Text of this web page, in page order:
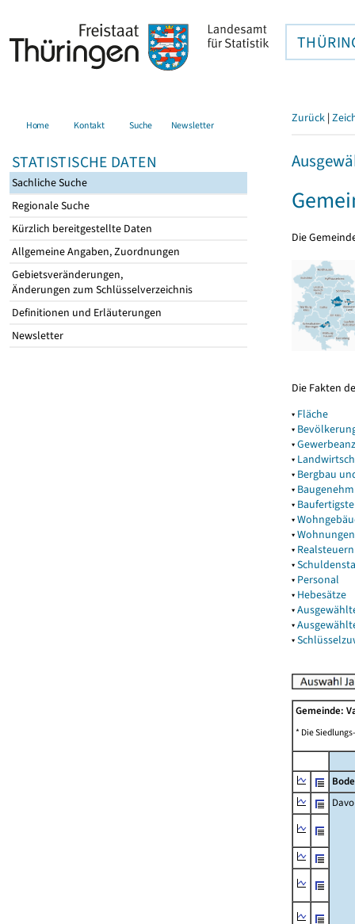
Home Kontakt Suche Newsletter
STATISTISCHE DATEN
Sachliche Suche
Regionale Suche
Kürzlich bereitgestellte Daten
Allgemeine Angaben, Zuordnungen
Gebietsveränderungen,
Änderungen zum Schlüsselverzeichnis
Definitionen und Erläuterungen
Newsletter
Zurück |
Die
Die Fakten
▾ Fläche
▾
▾
▾
▾ Bergbau
▾
▾
▾
▾Wohnungen
▾ Realsteuern
▾
▾ Personal
▾ Hebesätze
▾
▾
▾
Gemeinde:
* Die